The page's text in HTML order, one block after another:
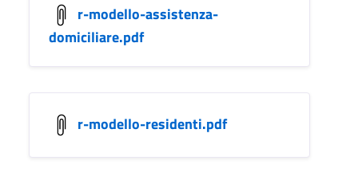
r-modello-assistenza-
domiciliare.pdf
r-modello-residenti.pdf